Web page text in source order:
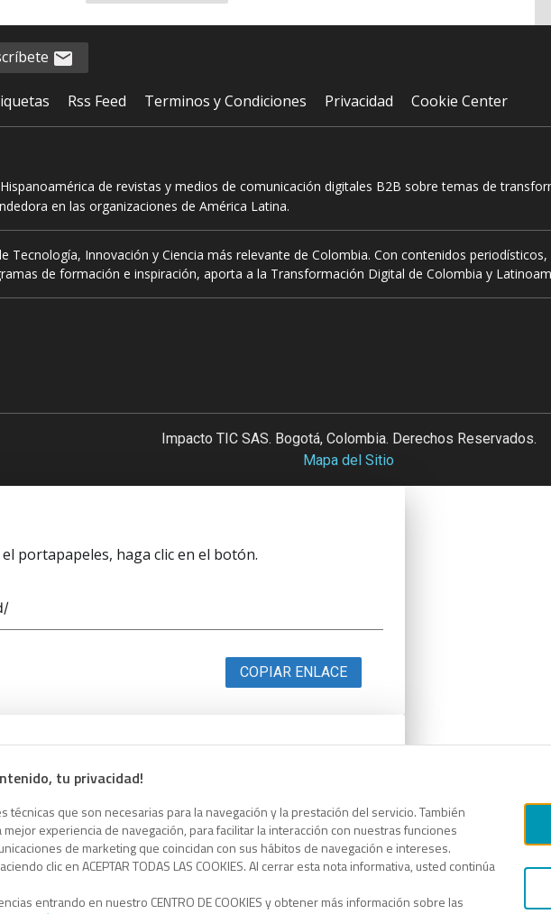
a
la
tu privacidad!
técnicas que son necesarias para la navegación y la prestación del servicio. También
experiencia de navegación, para facilitar la interacción con nuestras funciones
de marketing que coincidan con sus hábitos de navegación e intereses.
clic en ACEPTAR TODAS LAS COOKIES. Al cerrar esta nota informativa, usted continúa
entrando en nuestro CENTRO DE COOKIES y obtener más información sobre las
Rss Feed Terminos y Condiciones Privacidad Cookie Center
de revistas y medios de comunicación digitales B2B sobre temas de
en las organizaciones de América Latina.
Tecnología, Innovación y Ciencia más relevante de Colombia. Con contenidos
de formación e inspiración, aporta a la Transformación Digital de Colombia y
Impacto TIC SAS. Bogotá, Colombia. Derechos Reservados.
Mapa del Sitio
el portapapeles, haga clic en el botón.
COPIAR ENLACE
portapapeles, haga clic en el botón.
COPIAR ENLACE